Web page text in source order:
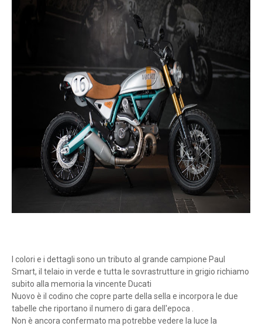
I colori e i dettagli sono un tributo al grande campione Paul
Smart, il telaio in verde e tutta le sovrastrutture in grigio richiamo
subito alla memoria la vincente Ducati
Nuovo è il codino che copre parte della sella e incorpora le due
tabelle che riportano il numero di gara dell'epoca .
Non è ancora confermato ma potrebbe vedere la luce la